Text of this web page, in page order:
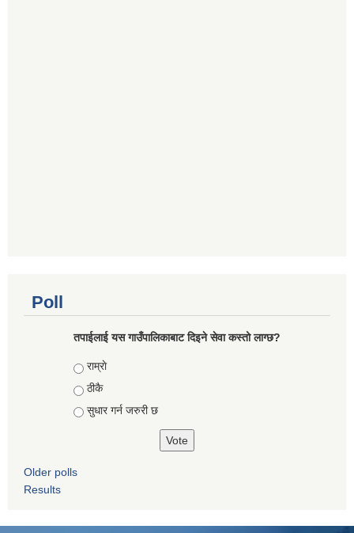
Poll
तपाईलाई यस गाउँपालिकाबाट दिइने सेवा कस्तो लाग्छ?
Choices
राम्राे
ठीकै
सुधार गर्न जरुरी छ
Older polls
Results